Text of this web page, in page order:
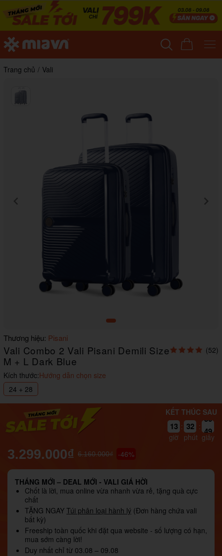
Trang chủ / Vali
Item
1
of
1
Thương hiệu: Pisani
Vali Combo 2 Vali Pisani Demili Size
M + L Dark Blue
(52)
Kích thước:Hướng dẫn chọn size
24 + 28
KẾT THÚC SAU
13
giờ
: 32
phút
:
49
48
giây
3.299.000₫ 6.160.000₫ -46%
THÁNG MỚI – DEAL MỚI - VALI GIÁ HỜI
Chốt là lời, mua online vừa nhanh vừa rẻ, tặng quà cực
chất
TẶNG NGAY Túi phân loại hành lý (Đơn hàng chứa vali
bất kỳ)
Freeship toàn quốc khi đặt qua website - số lượng có hạn,
mua sớm càng lời!
Duy nhất chỉ từ 03.08 – 09.08